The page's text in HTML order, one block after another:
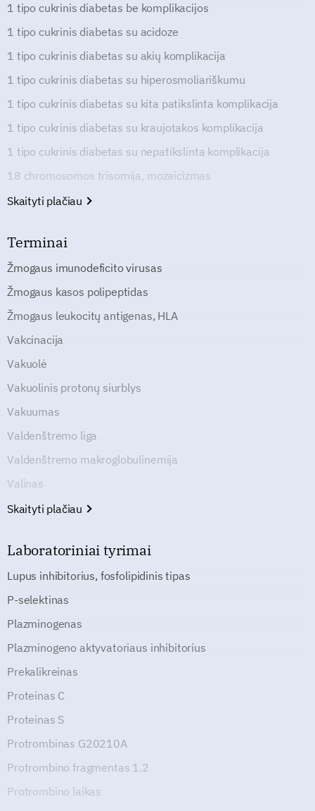
1 tipo cukrinis diabetas be komplikacijos
1 tipo cukrinis diabetas su acidoze
1 tipo cukrinis diabetas su akių komplikacija
1 tipo cukrinis diabetas su hiperosmoliariškumu
1 tipo cukrinis diabetas su kita patikslinta komplikacija
1 tipo cukrinis diabetas su kraujotakos komplikacija
1 tipo cukrinis diabetas su nepatikslinta komplikacija
18 chromosomos trisomija, mozaicizmas
Skaityti plačiau
Terminai
Žmogaus imunodeficito virusas
Žmogaus kasos polipeptidas
Žmogaus leukocitų antigenas, HLA
Vakcinacija
Vakuolė
Vakuolinis protonų siurblys
Vakuumas
Valdenštremo liga
Valdenštremo makroglobulinemija
Valinas
Skaityti plačiau
Laboratoriniai tyrimai
Lupus inhibitorius, fosfolipidinis tipas
P-selektinas
Plazminogenas
Plazminogeno aktyvatoriaus inhibitorius
Prekalikreinas
Proteinas C
Proteinas S
Protrombinas G20210A
Protrombino fragmentas 1.2
Protrombino laikas